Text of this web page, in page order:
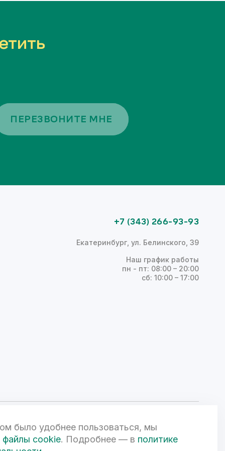
ПЕРЕЗВОНИТЕ МНЕ
+7 (343) 266-93-93
Екатеринбург, ул. Белинского, 39
Наш график работы
пн - пт: 08:00 – 20:00
сб: 10:00 – 17:00
Федерации и может быть изменена по усмотрению компании.
офертой. 3D-визуализации объектов жилой и коммерческой
было удобнее пользоваться, мы
файлы cookie. Подробнее — в политике